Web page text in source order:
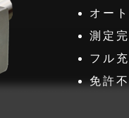
オー
測定
フル
免許